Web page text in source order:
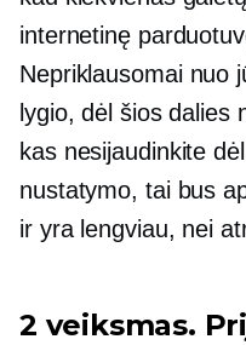
internetinę
Nepriklausomai nuo
lygio, dėl šios dalies
kas nesijaudinkite
nustatymo, tai bus
ir yra lengviau, nei
2 veiksmas.